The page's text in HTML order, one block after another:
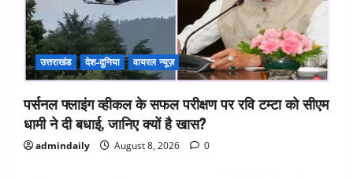
उत्तराखंड देश-दुनिया वायरल न्यूज़
पर्सनल फ्लाइंग व्हीकल के सफल परीक्षण पर रवि टम्टा को सीएम
धामी ने दी बधाई, जानिए क्यों है खास?
admindaily August 8, 2026 0